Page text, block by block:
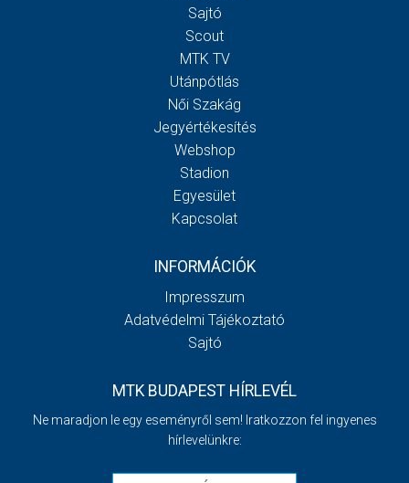
Sajtó
Scout
MTK TV
Utánpótlás
Női Szakág
Jegyértékesítés
Webshop
Stadion
Egyesület
Kapcsolat
INFORMÁCIÓK
Impresszum
Adatvédelmi Tájékoztató
Sajtó
MTK BUDAPEST HÍRLEVÉL
Ne maradjon le egy eseményről sem! Iratkozzon fel ingyenes
hírlevelünkre: